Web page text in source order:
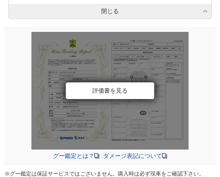
閉じる
評価書を見る
グー鑑定とは？ ダメージ表記について
※グー鑑定は保証サービスではございません。購入時は必ず現車をご確認下さい。